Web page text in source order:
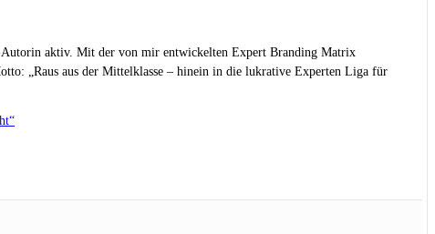
Autorin aktiv. Mit der von mir entwickelten Expert Branding Matrix
„Raus aus der Mittelklasse – hinein in die lukrative Experten Liga für